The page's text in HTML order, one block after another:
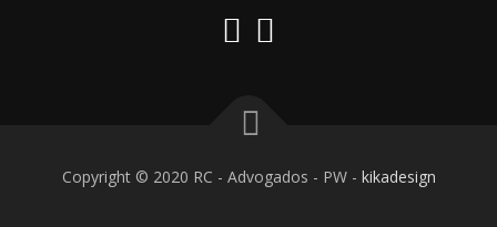
Copyright © 2020 RC - Advogados - PW - kikadesign